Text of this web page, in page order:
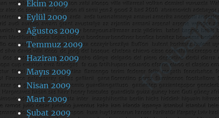
Ekim 2009
Eylül 2009
Ağustos 2009
Temmuz 2009
Haziran 2009
Mayıs 2009
Nisan 2009
Mart 2009
Şubat 2009